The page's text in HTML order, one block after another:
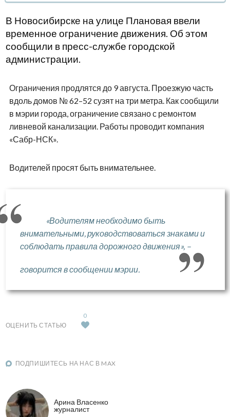
В Новосибирске на улице Плановая ввели
временное ограничение движения. Об этом
сообщили в пресс-службе городской
администрации.
Ограничения продлятся до 9 августа. Проезжую часть
вдоль домов № 62–52 сузят на три метра. Как сообщили
в мэрии города, ограничение связано с ремонтом
ливневой канализации. Работы проводит компания
«Сабр-НСК».
Водителей просят быть внимательнее.
«Водителям необходимо быть
внимательными, руководствоваться знаками и
соблюдать правила дорожного движения», –
говорится в сообщении мэрии.
ОЦЕНИТЬ СТАТЬЮ
0
ПОДПИШИТЕСЬ НА НАС В MAX
Арина Власенко
журналист